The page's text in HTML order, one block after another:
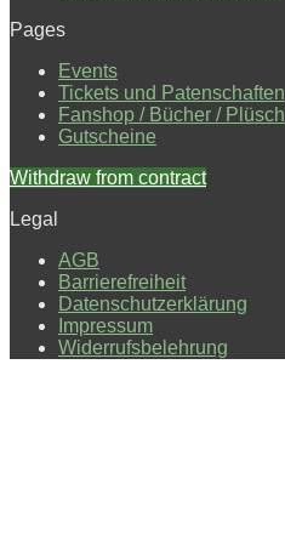
Pages
Events
Tickets und Patenschaften
Fanshop / Bücher / Plüsch
Gutscheine
Withdraw from contract
Legal
AGB
Barrierefreiheit
Datenschutzerklärung
Impressum
Widerrufsbelehrung